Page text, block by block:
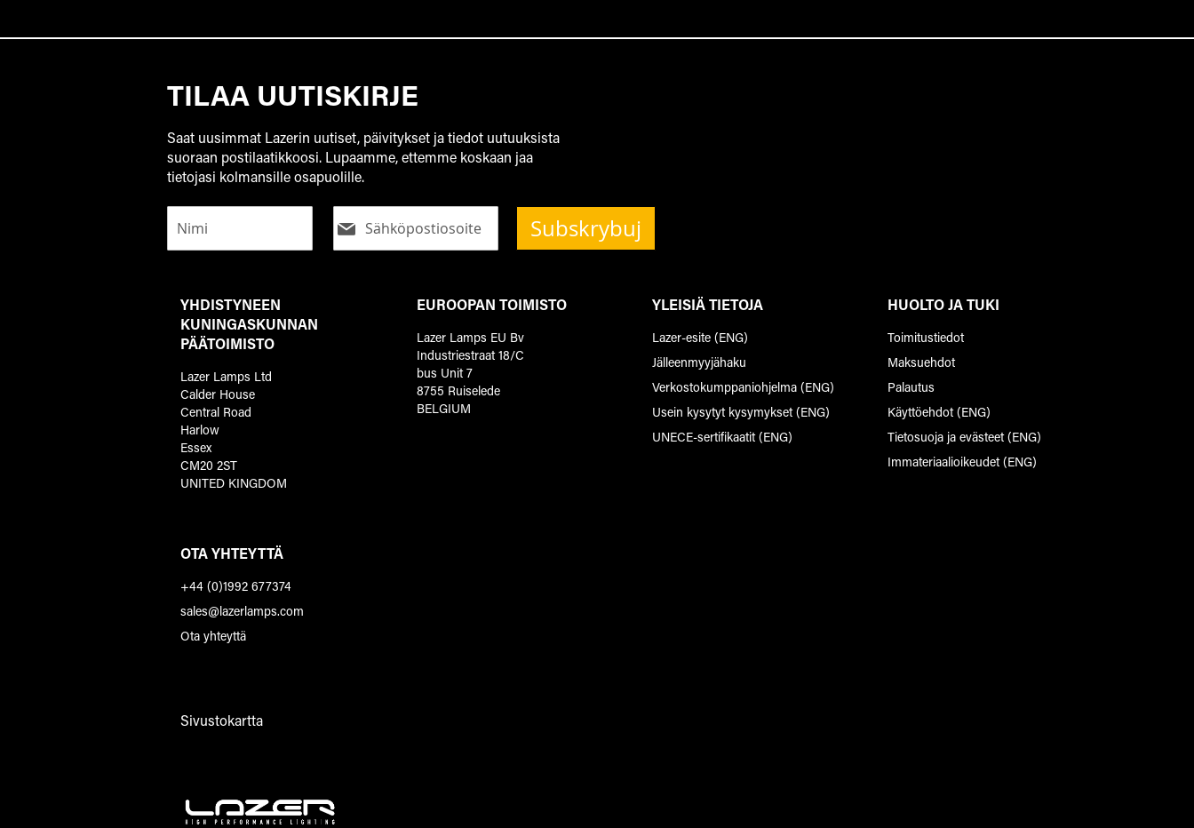
TILAA UUTISKIRJE
Saat uusimmat Lazerin uutiset, päivitykset ja tiedot uutuuksista
suoraan postilaatikkoosi. Lupaamme, ettemme koskaan jaa
tietojasi kolmansille osapuolille.
Subskrybuj
YHDISTYNEEN
KUNINGASKUNNAN
PÄÄTOIMISTO
Lazer Lamps Ltd
Calder House
Central Road
Harlow
Essex
CM20 2ST
UNITED KINGDOM
EUROOPAN TOIMISTO
Lazer Lamps EU Bv
Industriestraat 18/C
bus Unit 7
8755 Ruiselede
BELGIUM
YLEISIÄ TIETOJA
Lazer-esite (ENG)
Jälleenmyyjähaku
Verkostokumppaniohjelma (ENG)
Usein kysytyt kysymykset (ENG)
UNECE-sertifikaatit (ENG)
HUOLTO JA TUKI
Toimitustiedot
Maksuehdot
Palautus
Käyttöehdot (ENG)
Tietosuoja ja evästeet (ENG)
Immateriaalioikeudet (ENG)
OTA YHTEYTTÄ
+44 (0)1992 677374
sales@lazerlamps.com
Ota yhteyttä
Sivustokartta